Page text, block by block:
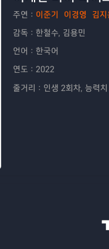
주연： 이준기 이경영
김
감독： 한철수, 김용민
언어： 한국어
연도： 2022
줄거리： 인생 2회차, 능력